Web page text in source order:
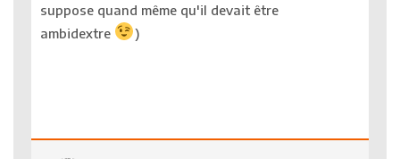
suppose quand même qu'il devait être
ambidextre
)